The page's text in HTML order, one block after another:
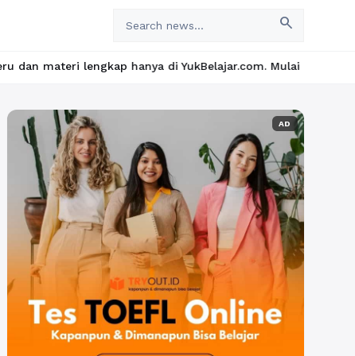
search
hanya di YukBelajar.com. Mulai langkah suksesmu hari
AD